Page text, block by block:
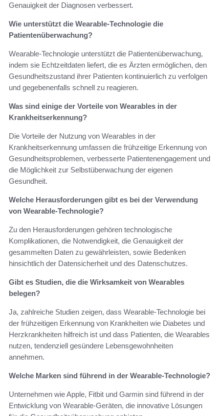
Genauigkeit der Diagnosen verbessert.
Wie unterstützt die Wearable-Technologie die
Patientenüberwachung?
Wearable-Technologie unterstützt die Patientenüberwachung,
indem sie Echtzeitdaten liefert, die es Ärzten ermöglichen, den
Gesundheitszustand ihrer Patienten kontinuierlich zu verfolgen
und gegebenenfalls schnell zu reagieren.
Was sind einige der Vorteile von Wearables in der
Krankheitserkennung?
Die Vorteile der Nutzung von Wearables in der
Krankheitserkennung umfassen die frühzeitige Erkennung von
Gesundheitsproblemen, verbesserte Patientenengagement und
die Möglichkeit zur Selbstüberwachung der eigenen
Gesundheit.
Welche Herausforderungen gibt es bei der Verwendung
von Wearable-Technologie?
Zu den Herausforderungen gehören technologische
Komplikationen, die Notwendigkeit, die Genauigkeit der
gesammelten Daten zu gewährleisten, sowie Bedenken
hinsichtlich der Datensicherheit und des Datenschutzes.
Gibt es Studien, die die Wirksamkeit von Wearables
belegen?
Ja, zahlreiche Studien zeigen, dass Wearable-Technologie bei
der frühzeitigen Erkennung von Krankheiten wie Diabetes und
Herzkrankheiten hilfreich ist und dass Patienten, die Wearables
nutzen, tendenziell gesündere Lebensgewohnheiten
annehmen.
Welche Marken sind führend in der Wearable-Technologie?
Unternehmen wie Apple, Fitbit und Garmin sind führend in der
Entwicklung von Wearable-Geräten, die innovative Lösungen